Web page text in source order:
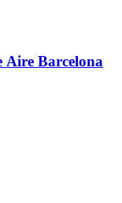
Aire Barcelona